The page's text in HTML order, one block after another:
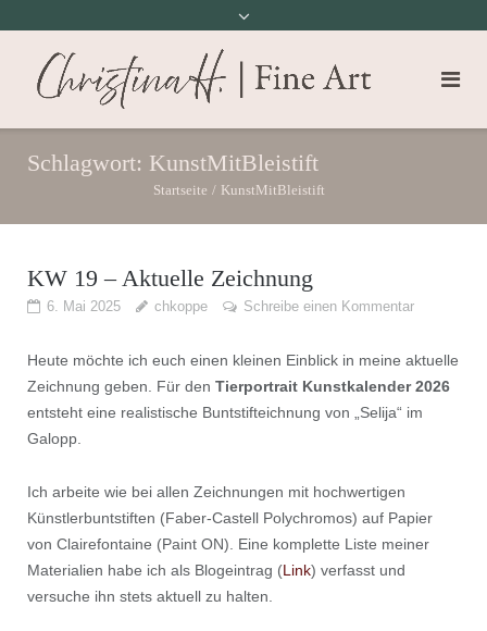
Schlagwort: KunstMitBleistift
Startseite / KunstMitBleistift
KW 19 – Aktuelle Zeichnung
6. Mai 2025 chkoppe Schreibe einen Kommentar
Heute möchte ich euch einen kleinen Einblick in meine aktuelle
Zeichnung geben. Für den Tierportrait Kunstkalender 2026
entsteht eine realistische Buntstifteichnung von „Selija“ im
Galopp.
Ich arbeite wie bei allen Zeichnungen mit hochwertigen
Künstlerbuntstiften (Faber-Castell Polychromos) auf Papier
von Clairefontaine (Paint ON). Eine komplette Liste meiner
Materialien habe ich als Blogeintrag (Link) verfasst und
versuche ihn stets aktuell zu halten.